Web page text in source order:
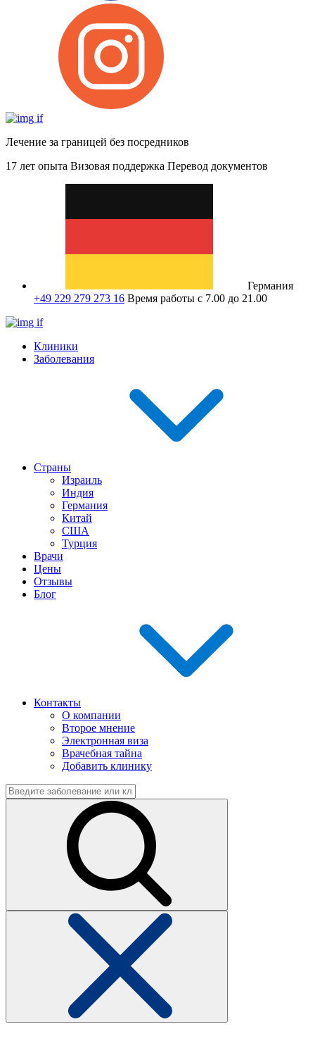
Лечение за границей без посредников
17 лет опыта Визовая поддержка Перевод документов
Германия
+49 229 279 273 16 Время работы с 7.00 до 21.00
Клиники
Заболевания
Страны
Израиль
Индия
Германия
Китай
США
Турция
Врачи
Цены
Отзывы
Блог
Контакты
О компании
Второе мнение
Электронная виза
Врачебная тайна
Добавить клинику